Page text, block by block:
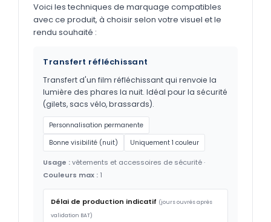
Voici les techniques de marquage compatibles
avec ce produit, à choisir selon votre visuel et le
rendu souhaité :
Transfert réfléchissant
Transfert d'un film réfléchissant qui renvoie la
lumière des phares la nuit. Idéal pour la sécurité
(gilets, sacs vélo, brassards).
Personnalisation permanente
Bonne visibilité (nuit)
Uniquement 1 couleur
Usage :vêtements et accessoires de sécurité ·
Couleurs max : 1
Délai de production indicatif (jours ouvrés après
validation BAT)